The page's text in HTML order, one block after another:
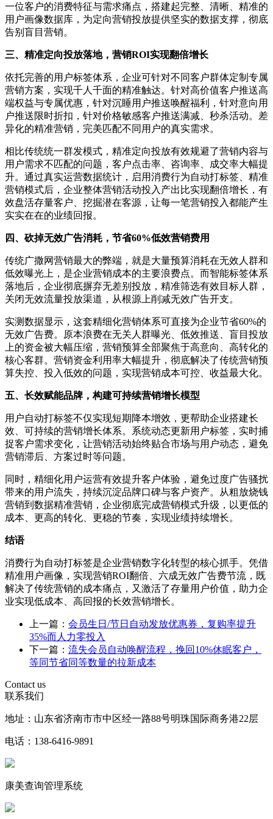
一位客户的消费特征与需求痛点，搭建起完整、清晰、精准的
用户画像数据库，为定向营销投放提供坚实的数据支撑，彻底
告别盲目营销。
三、精准定向投放落地，营销ROI实现翻倍增长
依托完善的用户标签体系，企业可针对不同客户群体定制专属
营销方案，实现千人千面的精准触达。针对高价值客户推送高
端权益与专属优惠，针对沉睡用户推送唤醒福利，针对意向用
户推送限时折扣，针对价格敏感客户推送满减、秒杀活动。差
异化的精准营销，完美匹配不同用户的真实需求。
相比传统统一群发模式，精准定向投放有效规避了营销内容与
用户需求不匹配的问题，客户点击率、咨询率、成交率大幅提
升。通过真实运营数据统计，启用消费行为自动打标签、精准
营销模式后，企业整体营销活动投入产出比实现翻倍增长，有
效盘活存量客户、挖掘潜在客源，让每一笔营销投入都能产生
实实在在的业绩回报。
四、砍掉无效广告消耗，节省60%低效营销费用
传统广撒网营销最大的弊端，就是大量预算消耗在无效人群和
低效曝光上，是企业营销成本的主要浪费点。而智能标签体系
落地后，企业彻底摒弃无差别投放，精准筛选有效目标人群，
关闭无效流量投放渠道，从根源上削减无效广告开支。
实测数据显示，这套精细化营销体系可直接为企业节省60%的
无效广告费。原本浪费在无关人群曝光、低效推送、盲目投放
上的资金被大幅压缩，营销预算全部聚焦于高意向、高转化的
核心客群。营销资金利用率大幅提升，彻底解决了传统营销预
算失控、投入低效的问题，实现营销成本可控、收益最大化。
五、长效赋能品牌，构建可持续营销增长模型
用户自动打标签不仅实现短期降本增效，更帮助企业搭建长
效、可持续的营销增长体系。系统动态更新用户标签，实时捕
捉客户需求变化，让营销活动始终贴合市场与用户动态，避免
营销滞后、方案过时等问题。
同时，精细化用户运营有效提升客户体验，避免过度广告骚扰
带来的用户流失，持续沉淀品牌口碑与客户资产。从粗放烧钱
营销到数据精准营销，企业彻底完成营销模式升级，以更低的
成本、更高的转化、更稳的节奏，实现业绩持续增长。
结语
消费行为自动打标签是企业营销数字化转型的核心抓手。凭借
精准用户画像，实现营销ROI翻倍、六成无效广告费节流，既
解决了传统营销的成本痛点，又激活了存量用户价值，助力企
业实现低成本、高回报的长效营销增长。
上一篇： 会员生日/节日自动发放优惠券，复购率提升
35%而人力零投入
下一篇： 流失会员自动唤醒流程，挽回10%休眠客户，
等同节省同等数量的拉新成本
Contact us
联系我们
地址：山东省济南市市中区经一路88号明珠国际商务港22层
电话：138-6416-9891
康美查询管理系统